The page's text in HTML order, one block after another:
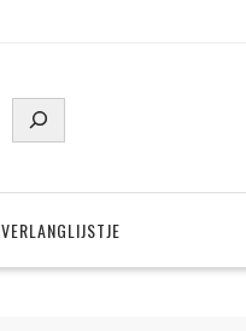
VERLANGLIJSTJE